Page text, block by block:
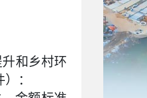
和乡村环
：